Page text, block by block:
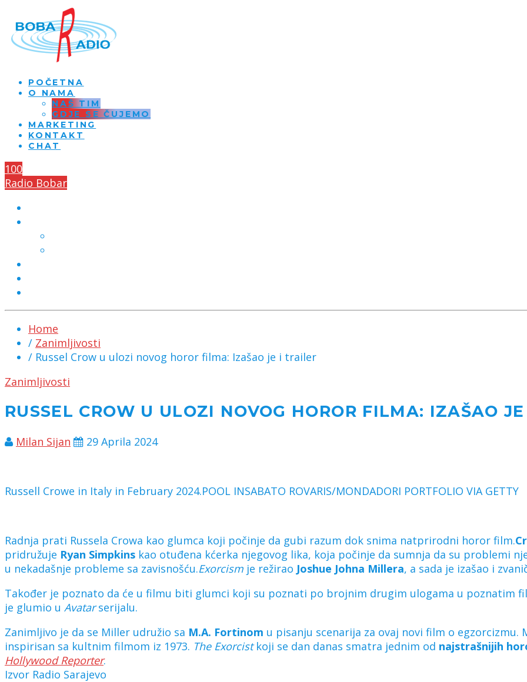
POČETNA
O NAMA
NAŠ TIM
GDJE SE ČUJEMO
MARKETING
KONTAKT
CHAT
100
Radio Bobar
Home
/ Zanimljivosti
/ Russel Crow u ulozi novog horor filma: Izašao je i trailer
Zanimljivosti
RUSSEL CROW U ULOZI NOVOG HOROR FILMA: IZAŠAO
Milan Sijan 29 Aprila 2024
Russell Crowe in Italy in February 2024.POOL INSABATO ROVARIS/MONDADORI PORTFOLIO VIA GETTY
Radnja prati Russela Crowa kao glumca koji počinje da gubi razum dok snima natprirodni horor film.
pridružuje Ryan Simpkins kao otuđena kćerka njegovog lika, koja počinje da sumnja da su problemi
u nekadašnje probleme sa zavisnošću.Exorcism je režirao Joshue Johna Millera, a sada je izašao i
Također je poznato da će u filmu biti glumci koji su poznati po brojnim drugim ulogama u poznatim
je glumio u Avatarserijalu.
Zanimljivo je da se Miller udružio sa M.A. Fortinom u pisanju scenarija za ovaj novi film o
inspirisan sa kultnim filmom iz 1973. The Exorcistkoji se dan danas smatra jednim od najstrašnijih
Hollywood Reporter.
Izvor Radio Sarajevo